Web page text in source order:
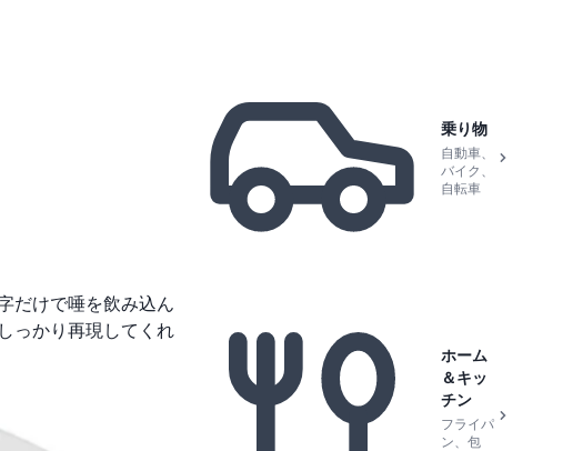
だけで唾を飲み込ん
っかり再現してくれ
乗り物
自動車、
バイク、
自転車
ホーム
＆キッ
チン
フライパ
ン、包